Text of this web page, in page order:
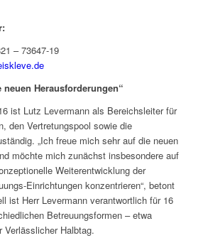
– 73647-19
Herausforderungen“
ist Lutz Levermann als Bereichsleiter für
den Vertretungspool sowie die
„Ich freue mich sehr auf die neuen
möchte mich zunächst insbesondere auf
Weiterentwicklung der
Einrichtungen konzentrieren“, betont
ist Herr Levermann verantwortlich für 16
Betreuungsformen – etwa
Verlässlicher Halbtag.